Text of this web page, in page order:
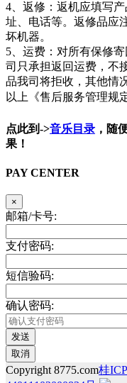
4、返修：返机应填写
址、电话等。返修品应
坏机器。
5、运费：对所有保修
司只承担返回运费，不
品我司将拒收，其他情
以上《售后服务管理规
点此到->音乐目录 ，随
果！
PAY CENTER
×
邮箱/卡号:
支付密码:
短信验码:
确认密码:
发送
取消
Copyright 8775.com桂